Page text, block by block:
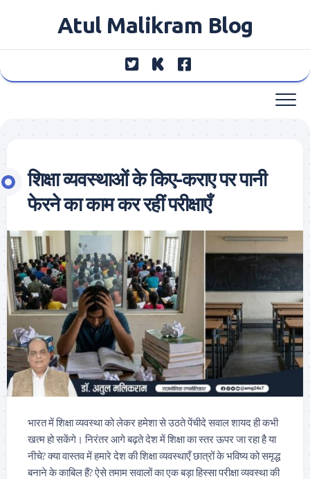
Atul Malikram Blog
शिक्षा व्यवस्थाओं के किए-कराए पर पानी
फेरने का काम कर रहीं परीक्षाएँ
भारत में शिक्षा व्यवस्था को लेकर हमेशा से उठते पेंचीदे सवाल शायद ही कभी
खत्म हो सकेंगे। निरंतर आगे बढ़ते देश में शिक्षा का स्तर ऊपर जा रहा है या
नीचे? क्या वास्तव में हमारे देश की शिक्षा व्यवस्थाएँ छात्रों के भविष्य को समृद्ध
बनाने के काबिल हैं? ऐसे तमाम सवालों का एक बड़ा हिस्सा परीक्षा व्यवस्था की